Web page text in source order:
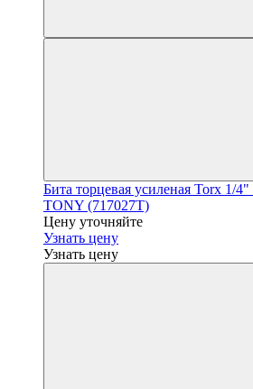
Бита торцевая усиленая Torx 1/
TONY (717027T)
Цену уточняйте
Узнать цену
Узнать цену